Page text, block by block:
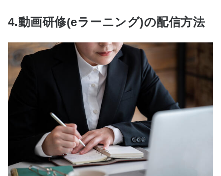
4.動画研修(eラーニング)の配信方法